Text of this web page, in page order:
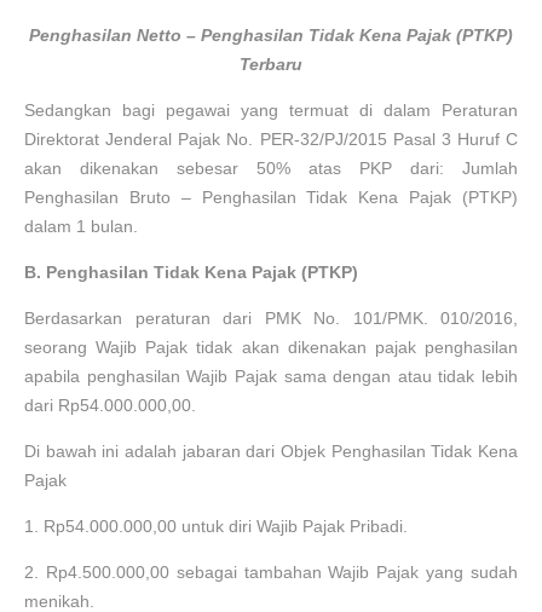
Penghasilan Netto – Penghasilan Tidak Kena Pajak (PTKP)
Terbaru
Sedangkan bagi pegawai yang termuat di dalam Peraturan
Direktorat Jenderal Pajak No. PER-32/PJ/2015 Pasal 3 Huruf C
akan dikenakan sebesar 50% atas PKP dari: Jumlah
Penghasilan Bruto – Penghasilan Tidak Kena Pajak (PTKP)
dalam 1 bulan.
B. Penghasilan Tidak Kena Pajak (PTKP)
Berdasarkan peraturan dari PMK No. 101/PMK. 010/2016,
seorang Wajib Pajak tidak akan dikenakan pajak penghasilan
apabila penghasilan Wajib Pajak sama dengan atau tidak lebih
dari Rp54.000.000,00.
Di bawah ini adalah jabaran dari Objek Penghasilan Tidak Kena
Pajak
1. Rp54.000.000,00 untuk diri Wajib Pajak Pribadi.
2. Rp4.500.000,00 sebagai tambahan Wajib Pajak yang sudah
menikah.